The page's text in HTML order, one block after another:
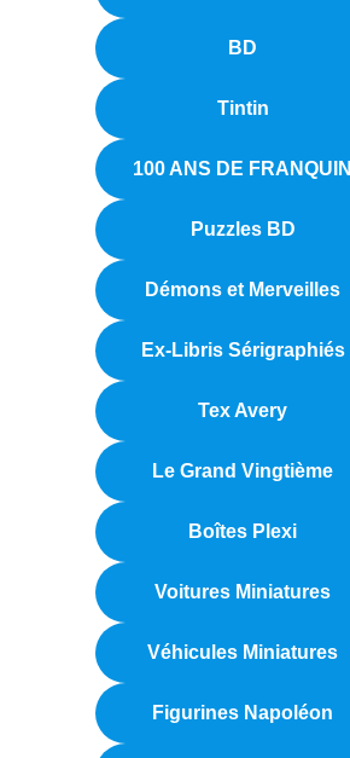
BD
Tintin
100 ANS DE FRANQUIN
Puzzles BD
Démons et Merveilles
Ex-Libris Sérigraphiés
Tex Avery
Le Grand Vingtième
Boîtes Plexi
Voitures Miniatures
Véhicules Miniatures
Figurines Napoléon